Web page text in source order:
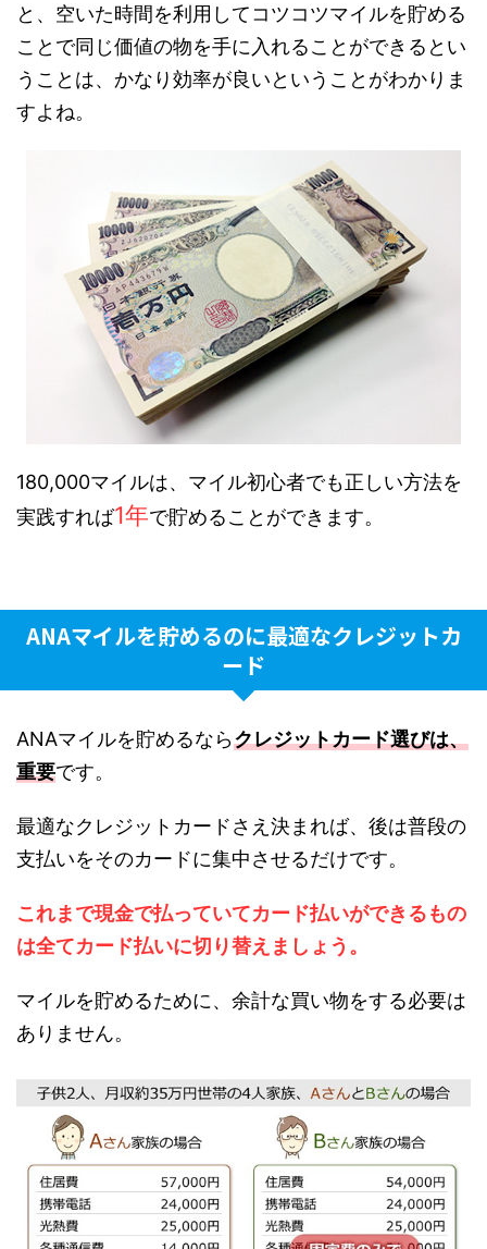
と、空いた時間を利用してコツコツマイルを貯める
ことで同じ価値の物を手に入れることができるとい
うことは、かなり効率が良いということがわかりま
すよね。
180,000マイルは、マイル初心者でも正しい方法を
実践すれば1年で貯めることができます。
ANAマイルを貯めるのに最適なクレジットカ
ード
ANAマイルを貯めるならクレジットカード選びは、
重要です。
最適なクレジットカードさえ決まれば、後は普段の
支払いをそのカードに集中させるだけです。
これまで現金で払っていてカード払いができるもの
は全てカード払いに切り替えましょう。
マイルを貯めるために、余計な買い物をする必要は
ありません。